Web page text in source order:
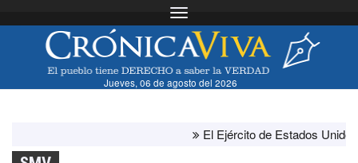
Toggle navigation
Jueves, 06 de agosto del 2026
El Ejército de Estados Unidos ha